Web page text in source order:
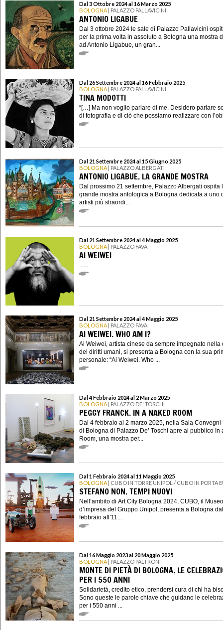
Dal 3 Ottobre 2024 al 16 Marzo 2025
BOLOGNA | PALAZZO PALLAVICINI
ANTONIO LIGABUE
Dal 3 ottobre 2024 le sale di Palazzo Pallavicini
per la prima volta in assoluto a Bologna una mostra
ad Antonio Ligabue, un gran...
Dal 26 Settembre 2024 al 16 Febbraio 2025
BOLOGNA | PALAZZO PALLAVICINI
TINA MODOTTI
“[…] Ma non voglio parlare di me. Desidero parlare
di fotograﬁa e di ciò che possiamo realizzare con
Dal 21 Settembre 2024 al 15 Giugno 2025
BOLOGNA | PALAZZO ALBERGATI
ANTONIO LIGABUE. LA GRANDE MOSTRA
Dal prossimo 21 settembre, Palazzo Albergati ospita
grande mostra antologica a Bologna dedicata a uno
artisti più straordi...
Dal 21 Settembre 2024 al 4 Maggio 2025
BOLOGNA | PALAZZO FAVA
AI WEIWEI
Dal 21 Settembre 2024 al 4 Maggio 2025
BOLOGNA | PALAZZO FAVA
AI WEIWEI. WHO AM I?
Ai Weiwei, artista cinese da sempre impegnato nella
dei diritti umani, si presenta a Bologna con la sua
personale: “Ai Weiwei. Who ...
Dal 4 Febbraio 2024 al 2 Marzo 2025
BOLOGNA | PALAZZO DE' TOSCHI
PEGGY FRANCK. IN A NAKED ROOM
Dal 4 febbraio al 2 marzo 2025, nella Sala Convegni
di Bologna di Palazzo De’ Toschi apre al pubblico In
Room, una mostra per...
Dal 1 Febbraio 2024 al 11 Maggio 2025
BOLOGNA | CUBO IN TORRE UNIPOL / CUBO IN PORTA
STEFANO NON. TEMPI NUOVI
Nell’ambito di Art City Bologna 2024, CUBO, il Museo
d’impresa del Gruppo Unipol, presenta a Bologna
febbraio all’11...
Dal 16 Maggio 2023 al 20 Maggio 2025
BOLOGNA | PALAZZO PALTRONI
MONTE DI PIETÀ DI BOLOGNA. LE
PER I 550 ANNI
Solidarietà, credito etico, prendersi cura di chi ha
Sono queste le parole chiave che guidano le
per i 550 anni ...